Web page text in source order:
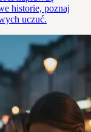
historie, poznaj
uczuć.